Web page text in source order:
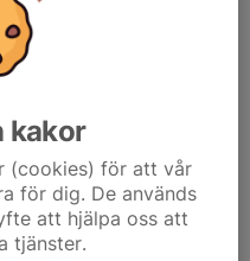
kakor
(cookies) för att vår
för dig. De används
att hjälpa oss att
tjänster.